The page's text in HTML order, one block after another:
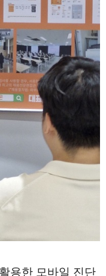
용한 모바일 진단